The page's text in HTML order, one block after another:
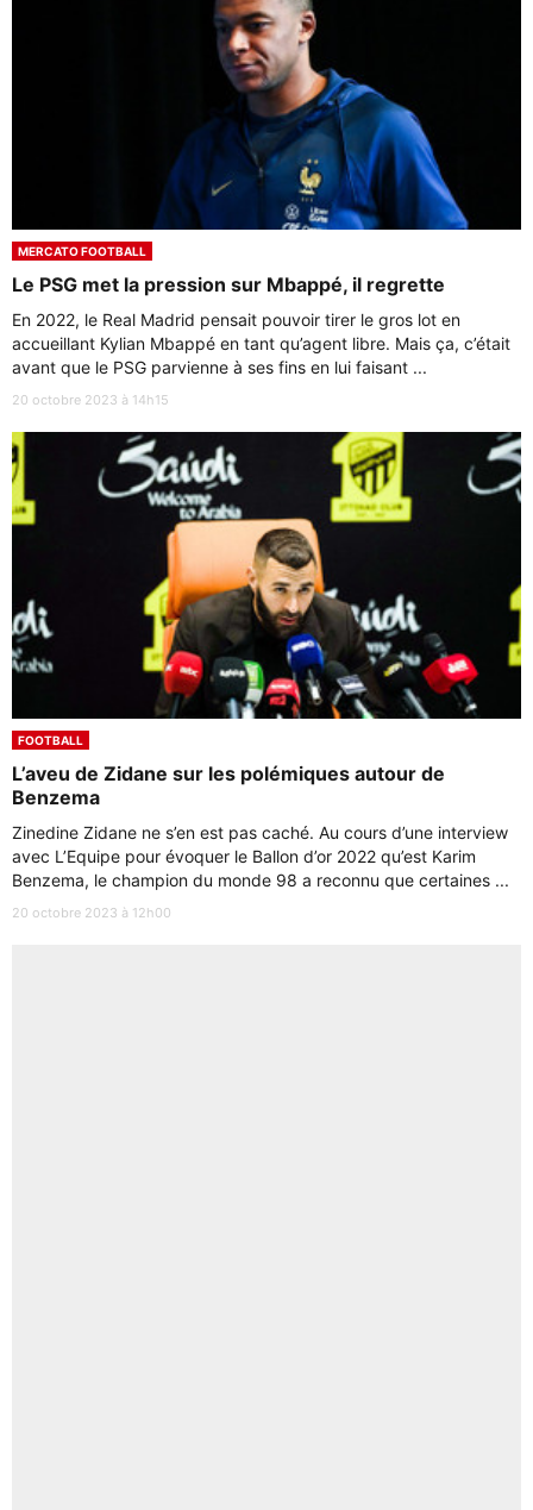
MERCATO FOOTBALL
Le PSG met la pression sur Mbappé, il regrette
En 2022, le Real Madrid pensait pouvoir tirer le gros lot en
accueillant Kylian Mbappé en tant qu’agent libre. Mais ça, c’était
avant que le PSG parvienne à ses fins en lui faisant ...
20 octobre 2023 à 14h15
FOOTBALL
L’aveu de Zidane sur les polémiques autour de
Benzema
Zinedine Zidane ne s’en est pas caché. Au cours d’une interview
avec L’Equipe pour évoquer le Ballon d’or 2022 qu’est Karim
Benzema, le champion du monde 98 a reconnu que certaines ...
20 octobre 2023 à 12h00